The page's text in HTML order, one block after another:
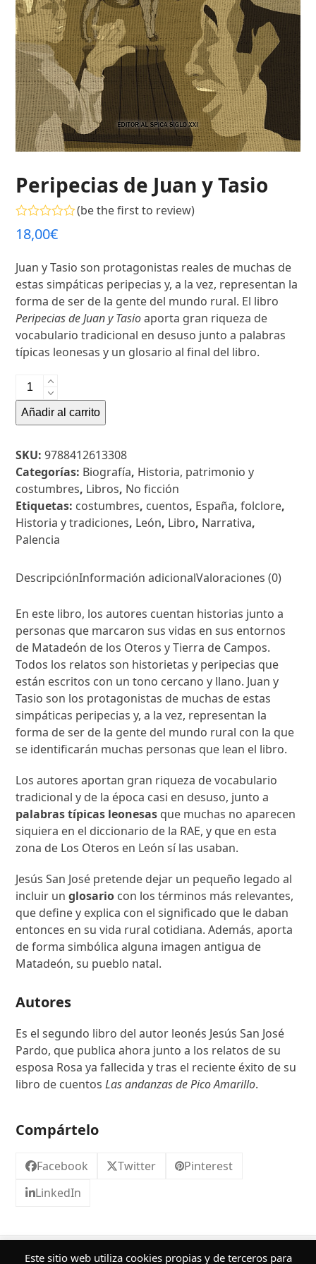
Peripecias de Juan y Tasio
Valorado
con
de
5
(be the first to review)
18,00€
Juan y Tasio son protagonistas reales de muchas de
estas simpáticas peripecias y, a la vez, representan la
forma de ser de la gente del mundo rural. El libro
Peripecias de Juan y Tasioaporta gran riqueza de
vocabulario tradicional en desuso junto a palabras
típicas leonesas y un glosario al final del libro.
Peripecias
de
Juan
Tasio
cantidad
Añadir al carrito
SKU:9788412613308
Categorías: Biografía, Historia, patrimonio y
costumbres, Libros, No ficción
Etiquetas: costumbres, cuentos, España,folclore,
Historia y tradiciones, León, Libro, Narrativa,
Palencia
DescripciónInformación adicionalValoraciones (0)
En este libro, los autores cuentan historias junto a
personas que marcaron sus vidas en sus entornos
de Matadeón de los Oteros y Tierra de Campos.
Todos los relatos son historietas y peripecias que
están escritos con un tono cercano y llano. Juan y
Tasio son los protagonistas de muchas de estas
simpáticas peripecias y, a la vez, representan la
forma de ser de la gente del mundo rural con la que
se identificarán muchas personas que lean el libro.
Los autores aportan gran riqueza de vocabulario
tradicional y de la época casi en desuso, junto a
palabras típicas leonesas que muchas no aparecen
siquiera en el diccionario de la RAE, y que en esta
zona de Los Oteros en León sí las usaban.
Jesús San José pretende dejar un pequeño legado al
incluir unglosario con los términos más relevantes,
que define y explica con el significado que le daban
entonces en su vida rural cotidiana. Además, aporta
de forma simbólica alguna imagen antigua de
Matadeón, su pueblo natal.
Autores
Es el segundo libro del autor leonés Jesús San José
Pardo, que publica ahora junto a los relatos de su
esposa Rosa ya fallecida y tras el reciente éxito de su
libro de cuentosLas andanzas de Pico Amarillo.
Compártelo
Facebook Twitter
Pinterest
LinkedIn
¿Quieres conocer más sobre nuestros
Este sitio web utiliza cookies propias y de terceros para